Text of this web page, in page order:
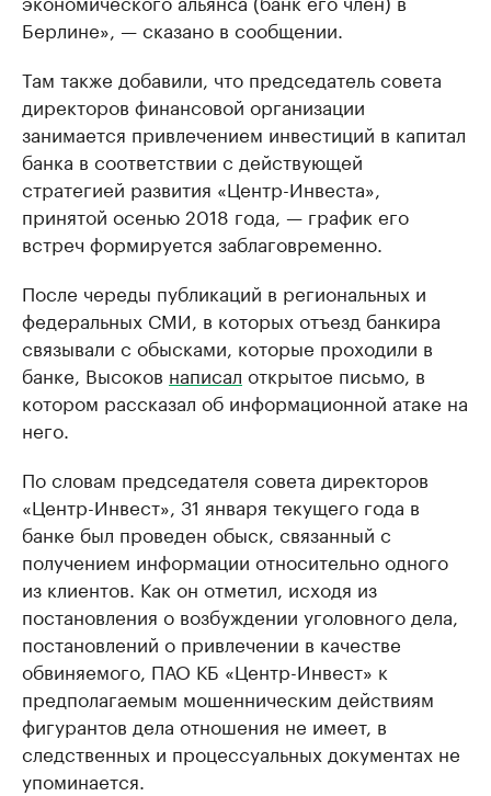
Берлине», — сказано в сообщении.
Там также добавили, что председатель совета
директоров финансовой организации
занимается привлечением инвестиций в капитал
банка в соответствии с действующей
стратегией развития «Центр-Инвеста»,
принятой осенью 2018 года, — график его
встреч формируется заблаговременно.
После череды публикаций в региональных и
федеральных СМИ, в которых отъезд банкира
связывали с обысками, которые проходили в
банке, Высоков написал открытое письмо, в
котором рассказал об информационной атаке на
него.
По словам председателя совета директоров
«Центр-Инвест», 31 января текущего года в
банке был проведен обыск, связанный с
получением информации относительно одного
из клиентов. Как он отметил, исходя из
постановления о возбуждении уголовного дела,
постановлений о привлечении в качестве
обвиняемого, ПАО КБ «Центр-Инвест» к
предполагаемым мошенническим действиям
фигурантов дела отношения не имеет, в
следственных и процессуальных документах не
упоминается.